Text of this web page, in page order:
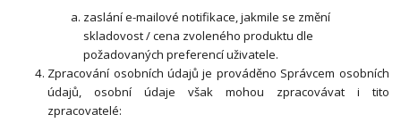
zaslání e-mailové notifikace, jakmile se změní
skladovost / cena zvoleného produktu dle
požadovaných preferencí uživatele.
Zpracování osobních údajů je prováděno Správcem osobních
údajů, osobní údaje však mohou zpracovávat i tito
zpracovatelé: